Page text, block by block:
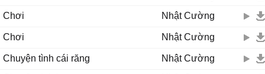
Chơi Nhật Cường
Chơi Nhật Cường
Chuyện tình cái răng Nhật Cường